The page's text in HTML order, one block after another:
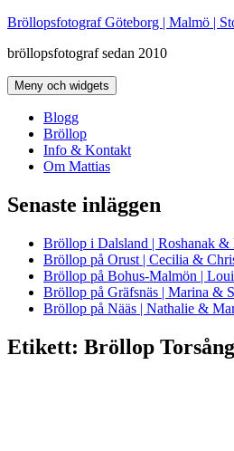
Hoppa
innehåll
Bröllopsfotograf Göteborg | Malmö |
bröllopsfotograf sedan 2010
Meny och widgets
Blogg
Bröllop
Info & Kontakt
Om Mattias
Senaste inläggen
Bröllop i Dalsland | Roshanak &
Bröllop på Orust | Cecilia &
Bröllop på Bohus-Malmön |
Bröllop på Gräfsnäs | Marina &
Bröllop på Nääs | Nathalie &
Etikett: Bröllop